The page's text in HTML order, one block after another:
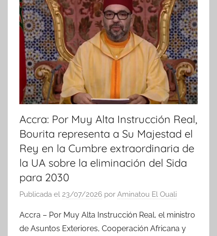
c
i
Accra: Por Muy Alta Instrucción Real,
Bourita representa a Su Majestad el
Rey en la Cumbre extraordinaria de
la UA sobre la eliminación del Sida
para 2030
Publicada el 23/07/2026 por Aminatou El Ouali
Accra – Por Muy Alta Instrucción Real, el ministro
de Asuntos Exteriores, Cooperación Africana y